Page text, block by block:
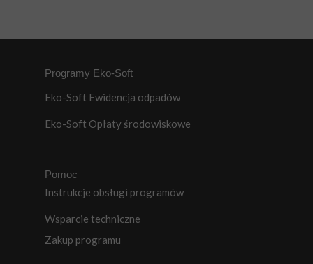
Pomoc
Instrukcje obsługi programów
Wsparcie techniczne
Zakup programu
Programy Eko-Soft
Eko-Soft Opłaty środowiskowe
Eko-Soft Ewidencja odpadów